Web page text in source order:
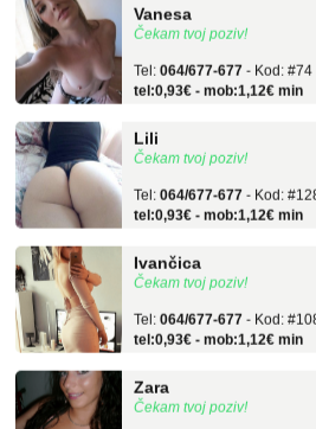
Čekam tvoj poziv!
064/677-677
tel:0,93€ - mob:1,12€ min
Čekam tvoj poziv!
064/677-677
tel:0,93€ - mob:1,12€ min
Čekam tvoj poziv!
064/677-677
tel:0,93€ - mob:1,12€ min
Čekam tvoj poziv!
064/677-677